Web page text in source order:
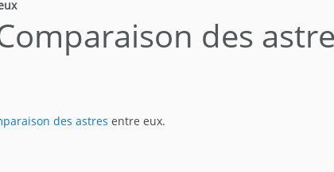
des
des astres entre eux.